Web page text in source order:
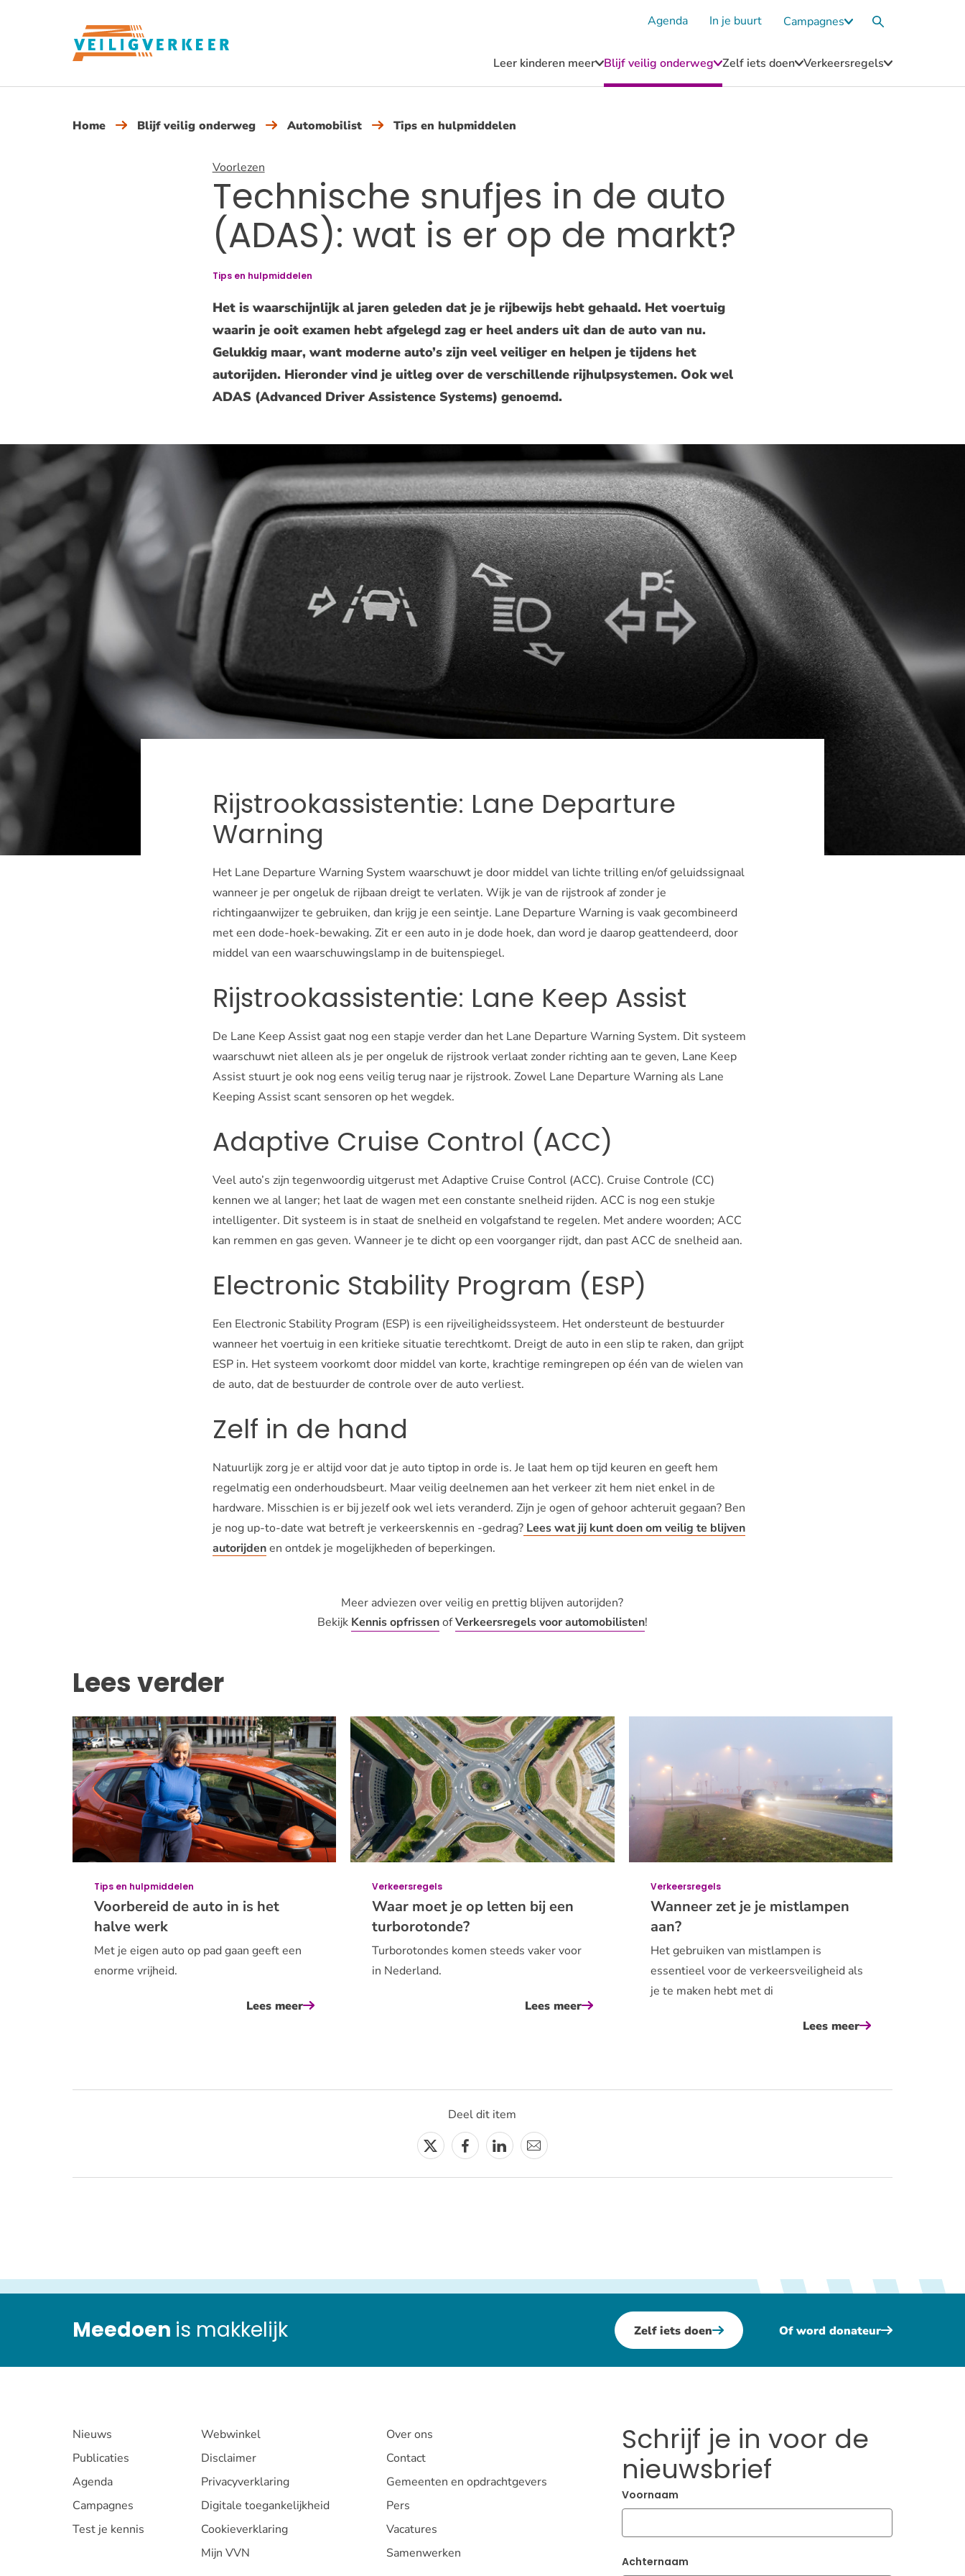
Leer kinderen meer Submenu
Leer
Blijf veilig onderweg Submenu
Blijf
Zelf iets doen Submenu
Zelf
Verkeersregels Submenu
Agenda In je buurt Campagnes SubmenuZoekvak
Home Blijf veilig onderweg Automobilist Tips en hulpmiddelen
Voorlezen
Technische snufjes in de auto
(ADAS): wat is er op de markt?
Tips en hulpmiddelen
Het is waarschijnlijk al jaren geleden dat je je rijbewijs hebt gehaald. Het voertuig
waarin je ooit examen hebt afgelegd zag er heel anders uit dan de auto van nu.
Gelukkig maar, want moderne auto’s zijn veel veiliger en helpen je tijdens het
autorijden. Hieronder vind je uitleg over de verschillende rijhulpsystemen. Ook wel
ADAS (Advanced Driver Assistence Systems) genoemd.
Rijstrookassistentie: Lane Departure
Warning
Het Lane Departure Warning System waarschuwt je door middel van lichte trilling en/of geluidssignaal
wanneer je per ongeluk de rijbaan dreigt te verlaten. Wijk je van de rijstrook af zonder je
richtingaanwijzer te gebruiken, dan krijg je een seintje. Lane Departure Warning is vaak gecombineerd
met een dode-hoek-bewaking. Zit er een auto in je dode hoek, dan word je daarop geattendeerd, door
middel van een waarschuwingslamp in de buitenspiegel.
Rijstrookassistentie: Lane Keep Assist
De Lane Keep Assist gaat nog een stapje verder dan het Lane Departure Warning System. Dit systeem
waarschuwt niet alleen als je per ongeluk de rijstrook verlaat zonder richting aan te geven, Lane Keep
Assist stuurt je ook nog eens veilig terug naar je rijstrook. Zowel Lane Departure Warning als Lane
Keeping Assist scant sensoren op het wegdek.
Adaptive Cruise Control (ACC)
Veel auto’s zijn tegenwoordig uitgerust met Adaptive Cruise Control (ACC). Cruise Controle (CC)
kennen we al langer; het laat de wagen met een constante snelheid rijden. ACC is nog een stukje
intelligenter. Dit systeem is in staat de snelheid en volgafstand te regelen. Met andere woorden; ACC
kan remmen en gas geven. Wanneer je te dicht op een voorganger rijdt, dan past ACC de snelheid aan.
Electronic Stability Program (ESP)
Een Electronic Stability Program (ESP) is een rijveiligheidssysteem. Het ondersteunt de bestuurder
wanneer het voertuig in een kritieke situatie terechtkomt. Dreigt de auto in een slip te raken, dan grijpt
ESP in. Het systeem voorkomt door middel van korte, krachtige remingrepen op één van de wielen van
de auto, dat de bestuurder de controle over de auto verliest.
Zelf in de hand
Natuurlijk zorg je er altijd voor dat je auto tiptop in orde is. Je laat hem op tijd keuren en geeft hem
regelmatig een onderhoudsbeurt. Maar veilig deelnemen aan het verkeer zit hem niet enkel in de
hardware. Misschien is er bij jezelf ook wel iets veranderd. Zijn je ogen of gehoor achteruit gegaan? Ben
je nog up-to-date wat betreft je verkeerskennis en -gedrag?Lees wat jij kunt doen om veilig te blijven
autorijdenen ontdek je mogelijkheden of beperkingen.
Meer adviezen over veilig en prettig blijven autorijden?
Bekijk Kennis opfrissenofVerkeersregels voor automobilisten!
Lees verder
Voorbereid de auto in is het
halve werk
Tips en hulpmiddelen
Met je eigen auto op pad gaan geeft een
enorme vrijheid.
Lees meerover
in
Waar moet je op letten bij een
turborotonde?
Verkeersregels
Turborotondes komen steeds vaker voor
in Nederland.
Lees meerover
op
Wanneer zet je je mistlampen
aan?
Verkeersregels
Het gebruiken van mistlampen is
essentieel voor de verkeersveiligheid als
je te maken hebt met di
Lees meerover
je
Deel dit item
TwitterFacebookLinkedin
E-
Meedoen is makkelijk Zelf iets doen Of word donateur
Nieuws
Publicaties
Agenda
Campagnes
Test je kennis
Webwinkel
Disclaimer
Privacyverklaring
Digitale toegankelijkheid
Cookieverklaring
Mijn VVN
Over ons
Contact
Gemeenten en opdrachtgevers
Pers
Vacatures
Samenwerken
Schrijf je in voor de
nieuwsbrief
Voornaam
Achternaam